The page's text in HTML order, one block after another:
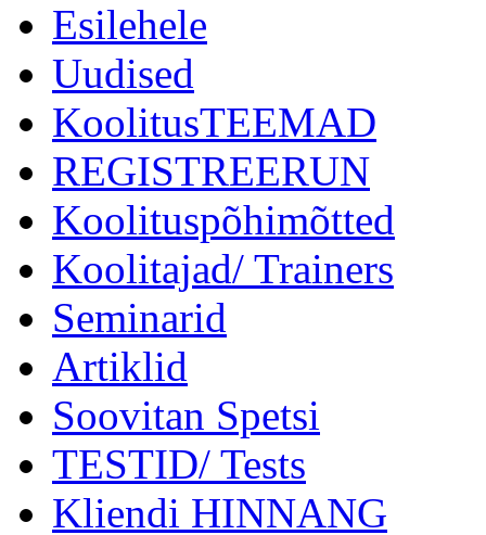
Esilehele
Uudised
KoolitusTEEMAD
REGISTREERUN
Koolituspõhimõtted
Koolitajad/ Trainers
Seminarid
Artiklid
Soovitan Spetsi
TESTID/ Tests
Kliendi HINNANG